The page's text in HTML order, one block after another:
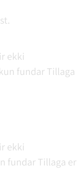
ekki
fundar Tillaga
ekki
fundar Tillaga er